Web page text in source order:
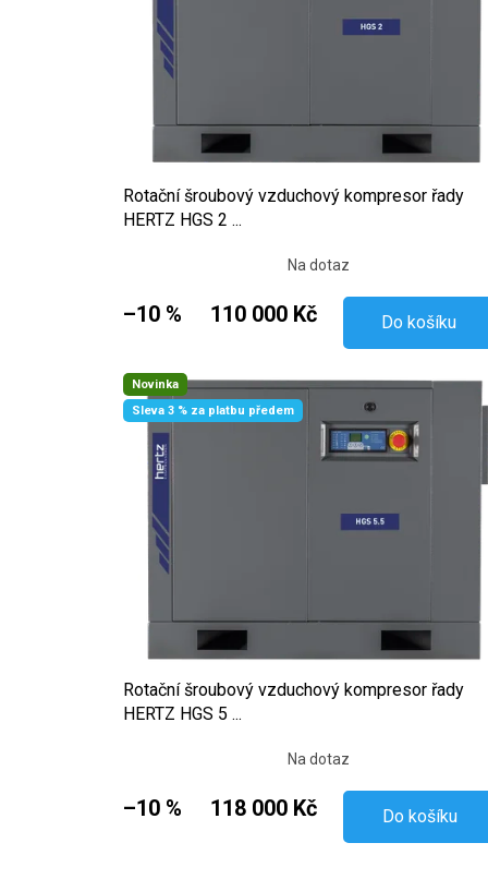
Rotační šroubový vzduchový kompresor řady
HERTZ HGS 2 ...
Na dotaz
–10 % 110 000 Kč Do košíku
Novinka
Sleva 3 % za platbu předem
Rotační šroubový vzduchový kompresor řady
HERTZ HGS 5 ...
Na dotaz
–10 % 118 000 Kč Do košíku